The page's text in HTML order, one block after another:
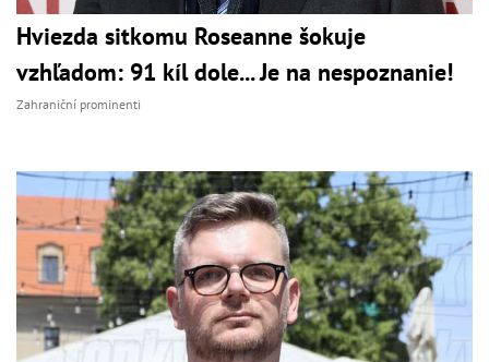
Hviezda sitkomu Roseanne šokuje
vzhľadom: 91 kíl dole... Je na nespoznanie!
Zahraniční prominenti